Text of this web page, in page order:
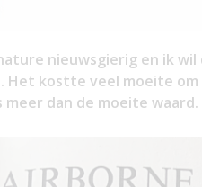
nieuwsgierig en ik
Het kostte veel moeite
dan de moeite waard.